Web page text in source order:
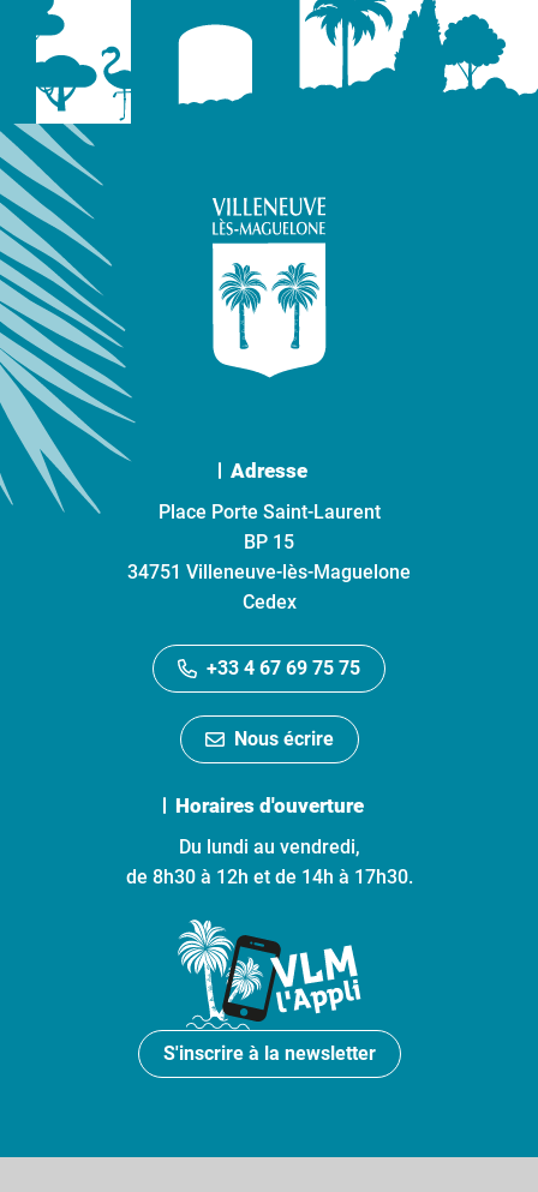
Adresse
Place Porte Saint-Laurent
BP 15
34751 Villeneuve-lès-Maguelone
Cedex
+33 4 67 69 75 75
Nous écrire
Horaires d'ouverture
Du lundi au vendredi,
de 8h30 à 12h et de 14h à 17h30.
S'inscrire à la newsletter